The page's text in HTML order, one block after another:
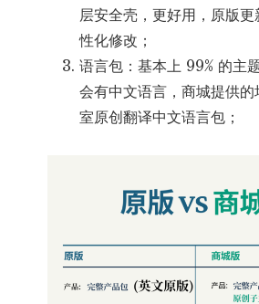
层安全壳，更好用，原版
性化修改；
语言包：基本上 99% 的主
会有中文语言，商城提供
室原创翻译中文语言包；